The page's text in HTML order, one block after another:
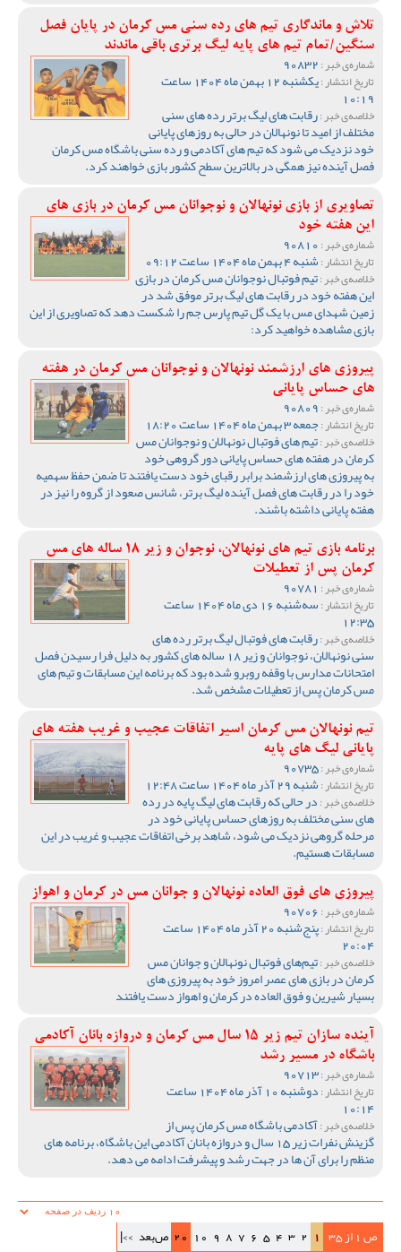
تلاش و ماندگاری تیم های رده سنی مس کرمان در پایان فصل
سنگین/تمام تیم های پایه لیگ برتری باقی ماندند
شماره‌ی خبر :
تاریخ انتشار : یکشنبه 12 بهمن ماه 1404 ساعت
10:19
خلاصه‌ی خبر :رقابت های لیگ برتر رده های سنی
مختلف از امید تا نونهالان در حالی به روزهای پایانی
خود نزدیک می شود که تیم های آکادمی و رده سنی باشگاه مس کرمان
فصل آینده نیز همگی در بالاترین سطح کشور بازی خواهند کرد.
تصاویری از بازی نونهالان و نوجوانان مس کرمان در بازی های
این هفته خود
شماره‌ی خبر :
تاریخ انتشار :شنبه 4 بهمن ماه 1404 ساعت 09:12
خلاصه‌ی خبر :تیم فوتبال نوجوانان مس کرمان در بازی
این هفته خود در رقابت های لیگ برتر موفق شد در
زمین شهدای مس با یک گل تیم پارس جم را شکست دهد که تصاویری از این
بازی مشاهده خواهید کرد:
پیروزی های ارزشمند نونهالان و نوجوانان مس کرمان در هفته
های حساس پایانی
شماره‌ی خبر :
تاریخ انتشار :جمعه 3 بهمن ماه 1404 ساعت 18:20
خلاصه‌ی خبر :تیم های فوتبال نونهالان و نوجوانان مس
کرمان در هفته های حساس پایانی دور گروهی خود
به پیروزی های ارزشمند برابر رقبای خود دست یافتند تا ضمن حفظ سهمیه
خود را در رقابت های فصل آینده لیگ برتر، شانس صعود از گروه را نیز در
هفته پایانی داشته باشند.
برنامه بازی تیم های نونهالان، نوجوان و زیر 18 ساله های مس
کرمان پس از تعطیلات
شماره‌ی خبر :
تاریخ انتشار : سه‌شنبه 16 دی ماه 1404 ساعت
12:35
خلاصه‌ی خبر :رقابت های فوتبال لیگ برتر رده های
سنی نونهالان، نوجوانان و زیر 18 ساله های کشور به دلیل فرا رسیدن فصل
امتحانات مدارس با وقفه روبرو شده بود که برنامه این مسابقات و تیم های
مس کرمان پس از تعطیلات مشخص شد.
تیم نونهالان مس کرمان اسیر اتفاقات عجیب و غریب هفته های
پایانی لیگ های پایه
شماره‌ی خبر :
تاریخ انتشار :شنبه 29 آذر ماه 1404 ساعت 12:48
خلاصه‌ی خبر :در حالی که رقابت های لیگ پایه در رده
های سنی مختلف به روزهای حساس پایانی خود در
مرحله گروهی نزدیک می شود، شاهد برخی اتفاقات عجیب و غریب در این
مسابقات هستیم.
پیروزی های فوق العاده نونهالان و جوانان مس در کرمان و اهواز
شماره‌ی خبر :
تاریخ انتشار : پنج‌شنبه 20 آذر ماه 1404 ساعت
20:04
خلاصه‌ی خبر :تیم‌های فوتبال نونهالان و جوانان مس
کرمان در بازی های عصر امروز خود به پیروزی های
بسیار شیرین و فوق العاده در کرمان و اهواز دست یافتند
آینده سازان تیم زیر 15 سال مس کرمان و دروازه بانان آکادمی
باشگاه در مسیر رشد
شماره‌ی خبر :
تاریخ انتشار : دوشنبه 10 آذر ماه 1404 ساعت
10:14
خلاصه‌ی خبر :آکادمی باشگاه مس کرمان پس از
گزینش نفرات زیر 15 سال و دروازه بانان آکادمی این باشگاه، برنامه های
منظم را برای آن ها در جهت رشد و پیشرفت ادامه می دهد.
ص 1 از 35 1
2
3
4
5
6
7
8
9
10
20 ص‌بعد >>|